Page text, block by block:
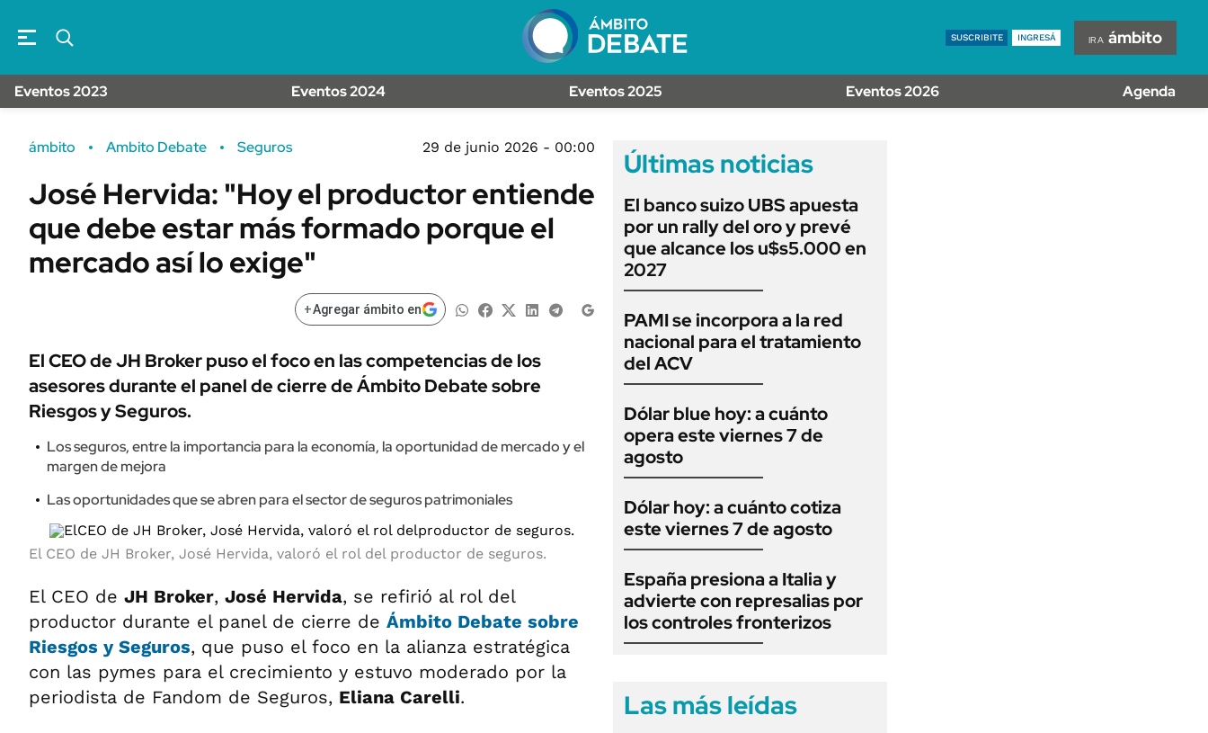
Campo
Dólar
ÁMBITO DEBATE
MEDIAKIT AMBITO DEBATE
ENERGY REPORT
Nacional
URUGUAY
INFORMACIÓN GENERAL
AUTOS
ANUARIO 2025
CORPORATIVO - CONSULTAR
suscripciones@ambito.com.ar
SUSCRIBITE INGRESÁ IR A ámbito
Eventos 2023 Eventos 2024 Eventos 2025 Eventos 2026 Agenda
ámbito Ambito Debate Seguros 29 de junio 2026 - 00:00
José Hervida: "Hoy el productor entiende
que debe estar más formado porque el
mercado así lo exige"
+Agregar ámbito en
El CEO de JH Broker puso el foco en las competencias de los
asesores durante el panel de cierre de Ámbito Debate sobre
Riesgos y Seguros.
Los seguros, entre la importancia para la economía, la oportunidad de mercado y el
margen de mejora
Las oportunidades que se abren para el sector de seguros patrimoniales
El CEO de JH Broker, José Hervida, valoró el rol del productor de seguros.
El CEO de JH Broker, José Hervida, se refirió al rol del
productor durante el panel de cierre de Ámbito Debate sobre
Riesgos y Seguros, que puso el foco en la alianza estratégica
con las pymes para el crecimiento y estuvo moderado por la
periodista de Fandom de Seguros, Eliana Carelli.
Últimas noticias
El banco suizo UBS apuesta
por un rally del oro y prevé
que alcance los u$s5.000 en
2027
PAMI se incorpora a la red
nacional para el tratamiento
del ACV
Dólar blue hoy: a cuánto
opera este viernes 7 de
agosto
Dólar hoy: a cuánto cotiza
este viernes 7 de agosto
España presiona a Italia y
advierte con represalias por
los controles fronterizos
Las más leídas